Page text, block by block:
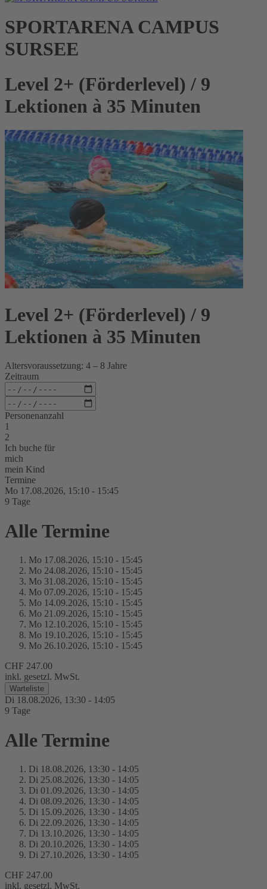
SPORTARENA CAMPUS
SURSEE
Level 2+ (Förderlevel) / 9
Lektionen à 35 Minuten
Level 2+ (Förderlevel) / 9
Lektionen à 35 Minuten
Altersvoraussetzung: 4 – 8 Jahre
Zeitraum
Personenanzahl
1
2
Ich buche für
mich
mein Kind
Termine
Mo 17.08.2026, 15:10 - 15:45
9 Tage
Alle Termine
Mo 17.08.2026, 15:10 - 15:45
Mo 24.08.2026, 15:10 - 15:45
Mo 31.08.2026, 15:10 - 15:45
Mo 07.09.2026, 15:10 - 15:45
Mo 14.09.2026, 15:10 - 15:45
Mo 21.09.2026, 15:10 - 15:45
Mo 12.10.2026, 15:10 - 15:45
Mo 19.10.2026, 15:10 - 15:45
Mo 26.10.2026, 15:10 - 15:45
CHF 247.00
inkl. gesetzl. MwSt.
Warteliste
Di 18.08.2026, 13:30 - 14:05
9 Tage
Alle Termine
Di 18.08.2026, 13:30 - 14:05
Di 25.08.2026, 13:30 - 14:05
Di 01.09.2026, 13:30 - 14:05
Di 08.09.2026, 13:30 - 14:05
Di 15.09.2026, 13:30 - 14:05
Di 22.09.2026, 13:30 - 14:05
Di 13.10.2026, 13:30 - 14:05
Di 20.10.2026, 13:30 - 14:05
Di 27.10.2026, 13:30 - 14:05
CHF 247.00
inkl. gesetzl. MwSt.